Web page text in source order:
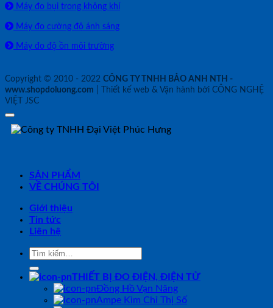
Máy đo bụi trong không khí
Máy đo cường độ ánh sáng
Máy đo độ ồn môi trường
Copyright © 2010 - 2022 CÔNG TY TNHH BẢO ANH NTH -
www.shopdoluong.com | Thiết kế web & Vận hành bởi CÔNG NGHỆ
VIỆT JSC
SẢN PHẨM
VỀ CHÚNG TÔI
Giới thiệu
Tin tức
Liên hệ
Tìm
THIẾT BỊ ĐO ĐIỆN, ĐIỆN TỬ
Đồng Hồ Vạn Năng
Ampe Kìm Chỉ Thị Số